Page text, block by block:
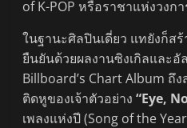
of K-POP หรือราชาแห่งวงกา
ในฐานะศิลปินเดี่ยว แทยังก็ส
ยืนยันด้วยผลงานซิงเกิลและ
Billboard’s Chart Album ถึ
ติดหูของเจ้าตัวอย่าง“Eye,
เพลงแห่งปี (Song of the